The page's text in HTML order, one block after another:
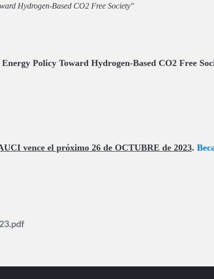
Hydrogen-Based CO2 Free Society"
Policy Toward Hydrogen-Based CO2 Free
vence el próximo 26 de OCTUBRE de 2023.